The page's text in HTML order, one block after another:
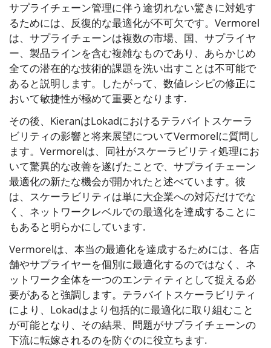
サプライチェーン管理に伴う途切れない驚きに対処す
るためには、反復的な最適化が不可欠です。Vermorel
は、サプライチェーンは複数の市場、国、サプライヤ
ー、製品ラインを含む複雑なものであり、あらかじめ
全ての潜在的な技術的課題を洗い出すことは不可能で
あると説明します。したがって、数値レシピの修正に
おいて敏捷性が極めて重要となります.
その後、KieranはLokadにおけるテラバイトスケーラ
ビリティの影響と将来展望についてVermorelに質問し
ます。Vermorelは、同社がスケーラビリティ処理にお
いて驚異的な改善を遂げたことで、サプライチェーン
最適化の新たな機会が開かれたと述べています。彼
は、スケーラビリティは単に大企業への対応だけでな
く、ネットワークレベルでの最適化を達成することに
もあると明らかにしています.
Vermorelは、本当の最適化を達成するためには、各店
舗やサプライヤーを個別に最適化するのではなく、ネ
ットワーク全体を一つのエンティティとして捉える必
要があると強調します。テラバイトスケーラビリティ
により、Lokadはより包括的に最適化に取り組むこと
が可能となり、その結果、問題がサプライチェーンの
下流に転嫁されるのを防ぐのに役立ちます.